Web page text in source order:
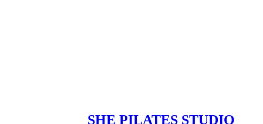
SHE PILATES STUDIO